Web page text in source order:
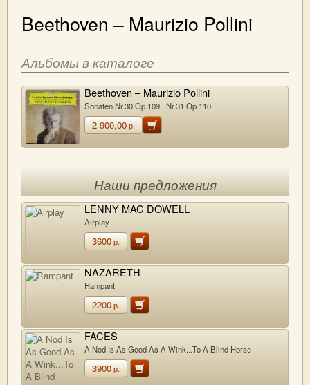
Beethoven – Maurizio Pollini
Альбомы в каталоге
Beethoven – Maurizio Pollini
Sonaten Nr.30 Op.109 · Nr.31 Op.110
2 900,00р.
Наши предложения
LENNY MAC DOWELL
Airplay
3600р.
NAZARETH
Rampant
2200р.
FACES
A Nod Is As Good As A Wink...To A Blind Horse
3900р.